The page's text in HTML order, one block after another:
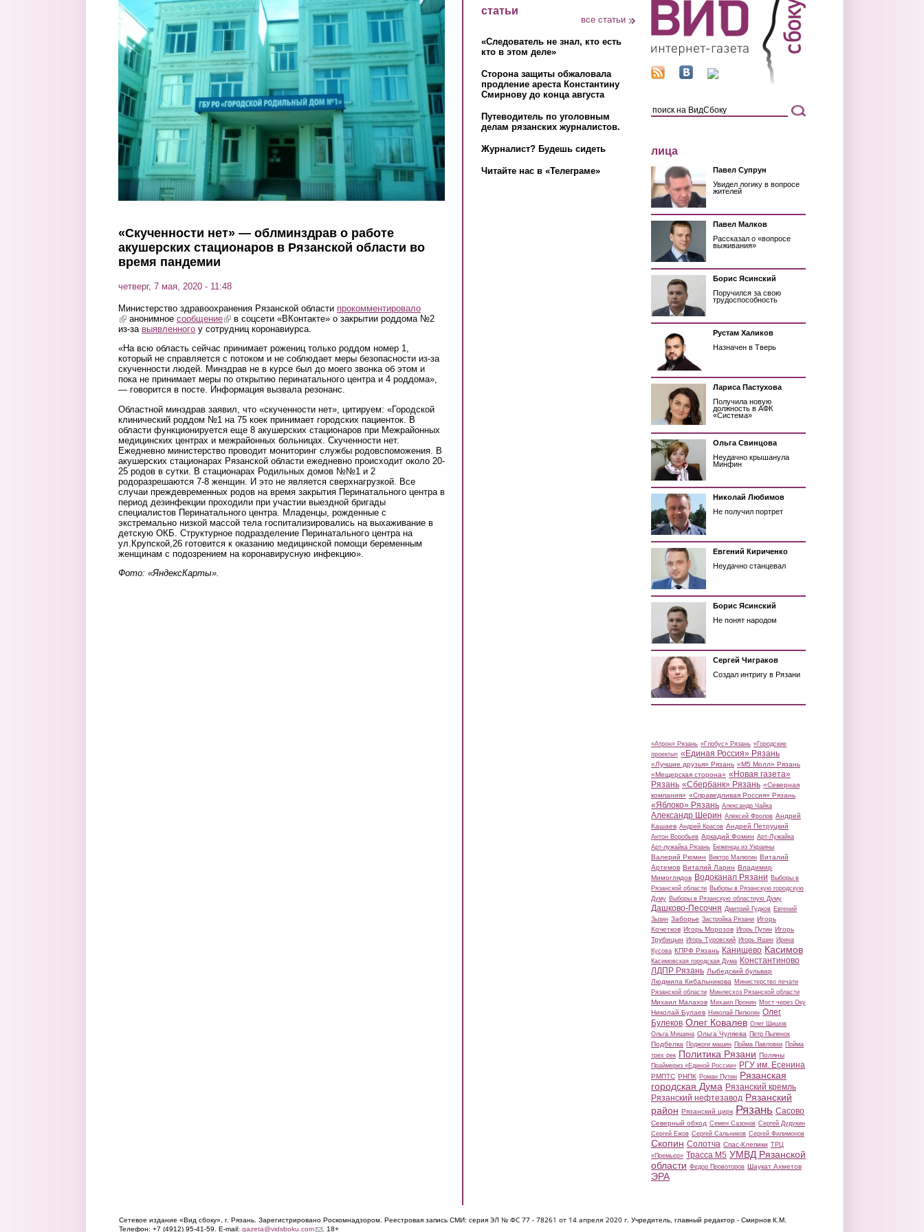
Перейти к основному содержанию
«Скученности нет» — облминздрав о работе
акушерских стационаров в Рязанской области во
время пандемии
четверг, 7 мая, 2020 - 11:48
Министерство здравоохранения Рязанской области прокомментировало
(link is external)
анонимное сообщение(link is external)
в соцсети «ВКонтакте» о закрытии роддома №2
из-за выявленного у сотрудниц коронавиурса.
«На всю область сейчас принимает рожениц только роддом номер 1,
который не справляется с потоком и не соблюдает меры безопасности из-за
скученности людей. Минздрав не в курсе был до моего звонка об этом и
пока не принимает меры по открытию перинатального центра и 4 роддома»,
— говорится в посте. Информация вызвала резонанс.
Областной минздрав заявил, что «скученности нет», цитируем: «Городской
клинический роддом №1 на 75 коек принимает городских пациенток. В
области функционируется еще 8 акушерских стационаров при Межрайонных
медицинских центрах и межрайонных больницах. Скученности нет.
Ежедневно министерство проводит мониторинг службы родовспоможения. В
акушерских стационарах Рязанской области ежедневно происходит около 20-
25 родов в сутки. В стационарах Родильных домов №№1 и 2
родоразрешаются 7-8 женщин. И это не является сверхнагрузкой. Все
случаи преждевременных родов на время закрытия Перинатального центра в
период дезинфекции проходили при участии выездной бригады
специалистов Перинатального центра. Младенцы, рожденные с
экстремально низкой массой тела госпитализировались на выхаживание в
детскую ОКБ. Структурное подразделение Перинатального центра на
ул.Крупской,26 готовится к оказанию медицинской помощи беременным
женщинам с подозрением на коронавирусную инфекцию».
Фото: «ЯндексКарты».
статьи
все статьи
«Следователь не знал, кто есть
кто в этом деле»
Сторона защиты обжаловала
продление ареста Константину
Смирнову до конца августа
Путеводитель по уголовным
делам рязанских журналистов.
Журналист? Будешь сидеть
Читайте нас в «Телеграме»
лица
Павел Супрун
Увидел логику в вопросе
жителей
Павел Малков
Рассказал о «вопросе
выживания»
Борис Ясинский
Поручился за свою
трудоспособность
Рустам Халиков
Назначен в Тверь
Лариса Пастухова
Получила новую
должность в АФК
«Система»
Ольга Свинцова
Неудачно крышанула
Минфин
Николай Любимов
Не получил портрет
Евгений Кириченко
Неудачно станцевал
Борис Ясинский
Не понят народом
Сергей Чиграков
Создал интригу в Рязани
«Атрон» Рязань «Глобус» Рязань «Городские
проекты» «Единая Россия» Рязань
«Лучшие друзья» Рязань «М5 Молл» Рязань
«Мещерская сторона» «Новая газета»
Рязань «Сбербанк» Рязань «Северная
компания» «Справедливая Россия» Рязань
«Яблоко» Рязань Александр Чайка
Александр Шерин Алексей Фролов Андрей
Кашаев Андрей Красов Андрей Петруцкий
Антон Воробьев Аркадий Фомин Арт-Лужайка
Арт-лужайка Рязань Беженцы из Украины
Валерий Рюмин Виктор Малюгин Виталий
Артемов Виталий Ларин Владимир
Мимоглядов Водоканал Рязани Выборы в
Рязанской области Выборы в Рязанскую городскую
Думу Выборы в Рязанскую областную Думу
Дашково-Песочня Дмитрий Гудков Евгений
Зызин Заборье Застройка Рязани Игорь
Кочетков Игорь Морозов Игорь Путин Игорь
Трубицын Игорь Туровский Игорь Яшин Ирина
Кусова КПРФ Рязань Канищево Касимов
Касимовская городская Дума Константиново
ЛДПР Рязань Лыбедский бульвар
Людмила Кибальникова Министерство печати
Рязанской области Минлесхоз Рязанской области
Михаил Малахов Михаил Пронин Мост через Оку
Николай Булаев Николай Пилюгин Олег
Булеков Олег Ковалев Олег Шишов
Ольга Мишина Ольга Чуляева Петр Пыленок
Подбелка Поджоги машин Пойма Павловки Пойма
трех рек Политика Рязани Поляны
Праймериз «Единой России» РГУ им. Есенина
РМПТС РНПК Роман Путин Рязанская
городская Дума Рязанский кремль
Рязанский нефтезавод Рязанский
район Рязанский цирк Рязань Сасово
Северный обход Семен Сазонов Сергей Дудукин
Сергей Ежов Сергей Сальников Сергей Филимонов
Скопин Солотча Спас-Клепики ТРЦ
«Премьер» Трасса М5 УМВД Рязанской
области Федор Провоторов Шаукат Ахметов
ЭРА
Сетевое издание «Вид сбоку», г. Рязань. Зарегистрировано Роскомнадзором. Реестровая запись СМИ: серия ЭЛ № ФС 77 - 78261 от 14 апреля 2020 г. Учредитель, главный редактор - Смирнов К.М.
Телефон: +7 (4912) 95-41-59. E-mail: gazeta@vidsboku.com(link sends e-mail)
. 18+